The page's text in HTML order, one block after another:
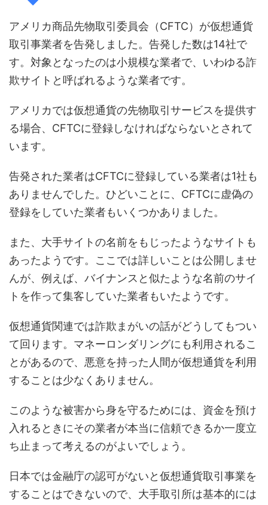
アメリカ商品先物取引委員会（CFTC）が仮想通貨
取引事業者を告発しました。告発した数は14社で
す。対象となったのは小規模な業者で、いわゆる詐
欺サイトと呼ばれるような業者です。
アメリカでは仮想通貨の先物取引サービスを提供す
る場合、CFTCに登録しなければならないとされて
います。
告発された業者はCFTCに登録している業者は1社も
ありませんでした。ひどいことに、CFTCに虚偽の
登録をしていた業者もいくつかありました。
また、大手サイトの名前をもじったようなサイトも
あったようです。ここでは詳しいことは公開しませ
んが、例えば、バイナンスと似たような名前のサイ
トを作って集客していた業者もいたようです。
仮想通貨関連では詐欺まがいの話がどうしてもつい
て回ります。マネーロンダリングにも利用されるこ
とがあるので、悪意を持った人間が仮想通貨を利用
することは少なくありません。
このような被害から身を守るためには、資金を預け
入れるときにその業者が本当に信頼できるか一度立
ち止まって考えるのがよいでしょう。
日本では金融庁の認可がないと仮想通貨取引事業を
することはできないので、大手取引所は基本的には